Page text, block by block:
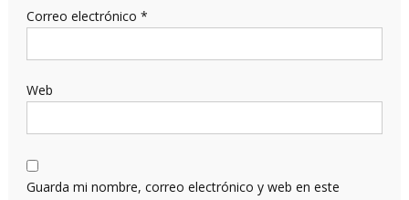
Correo electrónico *
Web
Guarda mi nombre, correo electrónico y web en este